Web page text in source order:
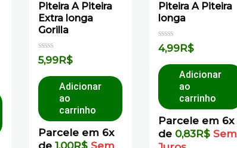
Piteira A Piteira
Extra longa
Gorilla
Avaliação
0
5
5,99R$
Adicionar
ao
carrinho
Parcele em 6x
Piteira A Piteira
longa
Avaliação
0
5
4,99R$
Adicionar
ao
carrinho
Parcele em 6x
de 0,83R$ Sem